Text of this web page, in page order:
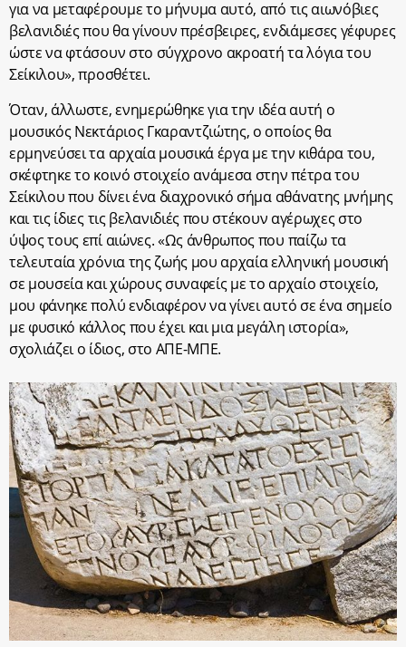
για να μεταφέρουμε το μήνυμα αυτό, από τις αιωνόβιες
βελανιδιές που θα γίνουν πρέσβειρες, ενδιάμεσες γέφυρες
ώστε να φτάσουν στο σύγχρονο ακροατή τα λόγια του
Σείκιλου», προσθέτει.
Όταν, άλλωστε, ενημερώθηκε για την ιδέα αυτή ο
μουσικός Νεκτάριος Γκαραντζιώτης, ο οποίος θα
ερμηνεύσει τα αρχαία μουσικά έργα με την κιθάρα του,
σκέφτηκε το κοινό στοιχείο ανάμεσα στην πέτρα του
Σείκιλου που δίνει ένα διαχρονικό σήμα αθάνατης μνήμης
και τις ίδιες τις βελανιδιές που στέκουν αγέρωχες στο
ύψος τους επί αιώνες. «Ως άνθρωπος που παίζω τα
τελευταία χρόνια της ζωής μου αρχαία ελληνική μουσική
σε μουσεία και χώρους συναφείς με το αρχαίο στοιχείο,
μου φάνηκε πολύ ενδιαφέρον να γίνει αυτό σε ένα σημείο
με φυσικό κάλλος που έχει και μια μεγάλη ιστορία»,
σχολιάζει ο ίδιος, στο ΑΠΕ-ΜΠΕ.